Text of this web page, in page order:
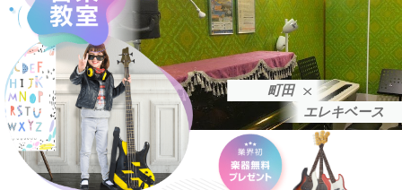
町田
エレキベース